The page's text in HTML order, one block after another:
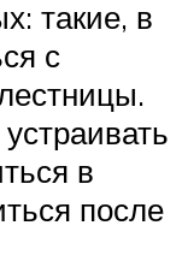
такие, в
с
в
после